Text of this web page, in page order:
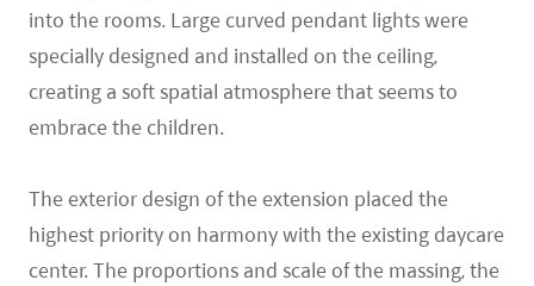
into the rooms. Large curved pendant lights were
specially designed and installed on the ceiling,
creating a soft spatial atmosphere that seems to
embrace the children.
The exterior design of the extension placed the
highest priority on harmony with the existing daycare
center. The proportions and scale of the massing, the